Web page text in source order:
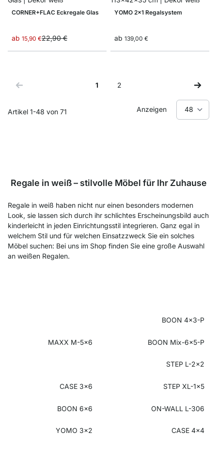
CORNER+FLAC Eckregale Glas
ab 15,90 €22,90 €
YOMO 2x1 Regalsystem
ab 139,00 €
Artikel 1-48 von 71
Sie lesen gerade Seite
1
Seite
2
Anzeigen
Regale in weiß – stilvolle Möbel für Ihr Zuhause
Regale in weiß haben nicht nur einen besonders modernen
Look, sie lassen sich durch ihr schlichtes Erscheinungsbild auch
kinderleicht in jeden Einrichtungsstil integrieren. Ganz egal in
welchem Stil und für welchen Einsatzzweck Sie ein solches
Möbel suchen: Bei uns im Shop finden Sie eine große Auswahl
an weißen Regalen.
BOON 4x3-P
MAXX M-5x6 BOON Mix-6x5-P
STEP L-2x2
CASE 3x6 STEP XL-1x5
BOON 6x6 ON-WALL L-306
YOMO 3x2 CASE 4x4